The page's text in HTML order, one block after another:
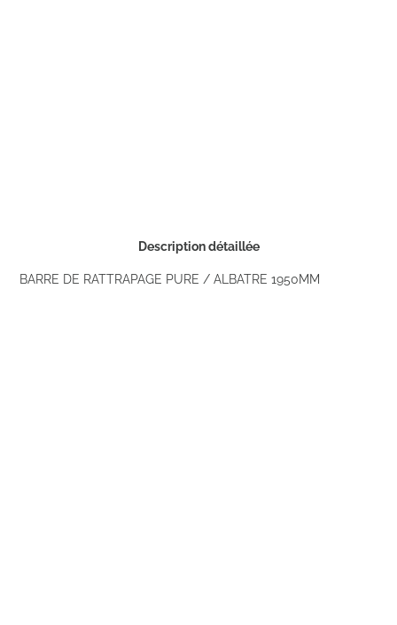
Description détaillée
BARRE DE RATTRAPAGE PURE / ALBATRE 1950MM